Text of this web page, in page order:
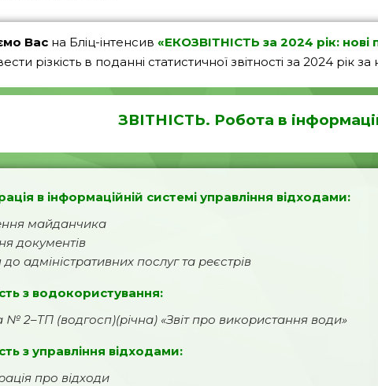
Вас на Бліц-інтенсив «ЕКОЗВІТНІСТЬ за 2024 рік:
різкість в поданні статистичної звітності за 2024 рік
ЗВІТНІСТЬ. Робота в
в інформаційній системі управління відходами:
майданчика
документів
до адміністративних послуг та реєстрів
з водокористування:
2–ТП (водгосп)(річна) «Звіт про використання води»
з управління відходами:
про відходи